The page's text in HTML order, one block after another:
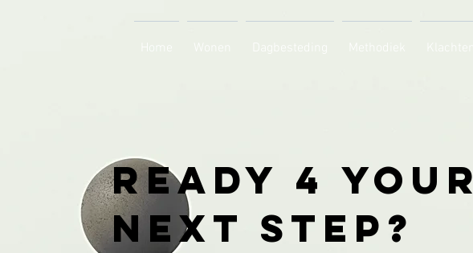
Wonen Dagbesteding Methodiek
Ready 4 your
next step?